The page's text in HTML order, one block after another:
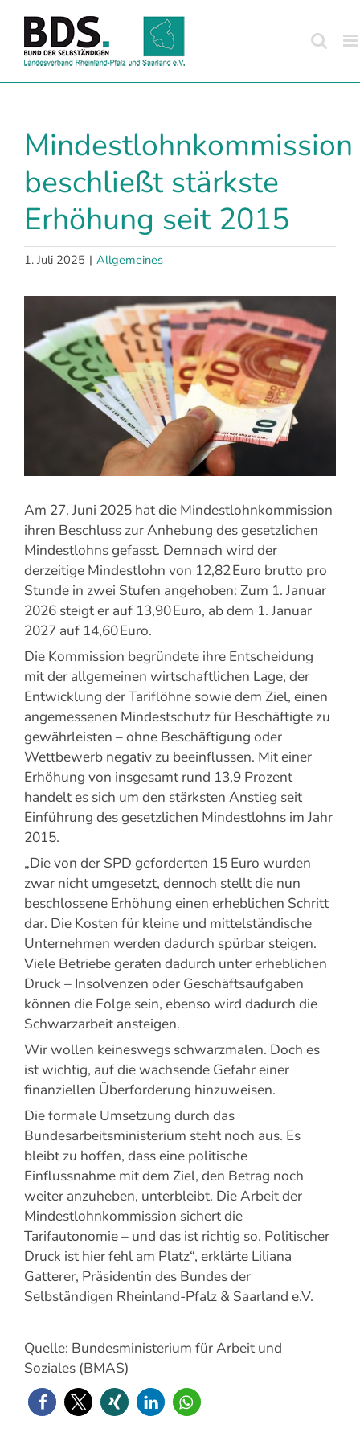
Inhalt
springen
Mindestlohnkommission
beschließt stärkste
Erhöhung seit 2015
1. Juli 2025 | Allgemeines
grösseres
Bild
Am 27. Juni 2025 hat die Mindestlohnkommission
ihren Beschluss zur Anhebung des gesetzlichen
Mindestlohns gefasst. Demnach wird der
derzeitige Mindestlohn von 12,82 Euro brutto pro
Stunde in zwei Stufen angehoben: Zum 1. Januar
2026 steigt er auf 13,90 Euro, ab dem 1. Januar
2027 auf 14,60 Euro.
Die Kommission begründete ihre Entscheidung
mit der allgemeinen wirtschaftlichen Lage, der
Entwicklung der Tariflöhne sowie dem Ziel, einen
angemessenen Mindestschutz für Beschäftigte zu
gewährleisten – ohne Beschäftigung oder
Wettbewerb negativ zu beeinflussen. Mit einer
Erhöhung von insgesamt rund 13,9 Prozent
handelt es sich um den stärksten Anstieg seit
Einführung des gesetzlichen Mindestlohns im Jahr
2015.
„Die von der SPD geforderten 15 Euro wurden
zwar nicht umgesetzt, dennoch stellt die nun
beschlossene Erhöhung einen erheblichen Schritt
dar. Die Kosten für kleine und mittelständische
Unternehmen werden dadurch spürbar steigen.
Viele Betriebe geraten dadurch unter erheblichen
Druck – Insolvenzen oder Geschäftsaufgaben
können die Folge sein, ebenso wird dadurch die
Schwarzarbeit ansteigen.
Wir wollen keineswegs schwarzmalen. Doch es
ist wichtig, auf die wachsende Gefahr einer
finanziellen Überforderung hinzuweisen.
Die formale Umsetzung durch das
Bundesarbeitsministerium steht noch aus. Es
bleibt zu hoffen, dass eine politische
Einflussnahme mit dem Ziel, den Betrag noch
weiter anzuheben, unterbleibt. Die Arbeit der
Mindestlohnkommission sichert die
Tarifautonomie – und das ist richtig so. Politischer
Druck ist hier fehl am Platz“, erklärte Liliana
Gatterer, Präsidentin des Bundes der
Selbständigen Rheinland-Pfalz & Saarland e.V.
Quelle: Bundesministerium für Arbeit und
Soziales (BMAS)